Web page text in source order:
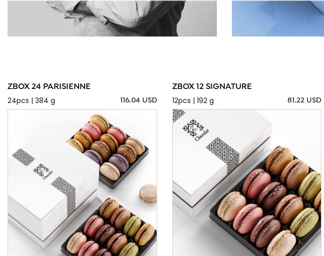
ZBOX 24 PARISIENNE
24pcs | 384 g
116.04 USD
ZBOX 12 SIGNATURE
12pcs | 192 g
81.22 USD